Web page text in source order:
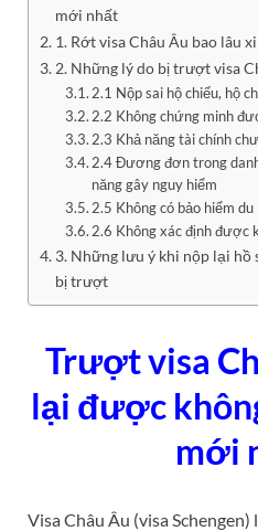
mới nhất
1. Rớt visa Châu Âu bao lâu
2. Những lý do bị trượt visa
2.1 Nộp sai hộ chiếu, hộ
2.2 Không chứng minh
2.3 Khả năng tài chính
2.4 Đương đơn trong
năng gây nguy hiểm
2.5 Không có bảo hiểm
2.6 Không xác định được
3. Những lưu ý khi nộp lại hồ
bị trượt
Trượt visa
lại được
mới
Visa Châu Âu (visa